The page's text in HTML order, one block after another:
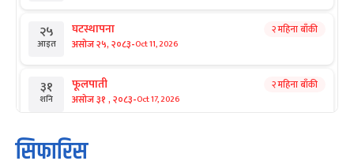
२५
आइत
घटस्थापना
असोज २५, २०८३-Oct 11, 2026
२ महिना बाँकी
३१
शनि
फूलपाती
असोज ३१ , २०८३-Oct 17, 2026
२ महिना बाँकी
१
आइत
कार्तिक सङ्क्रान्ति
कार्तिक १, २०८३
सिफारिस